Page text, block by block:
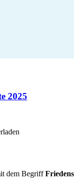
2025
dem Begriff